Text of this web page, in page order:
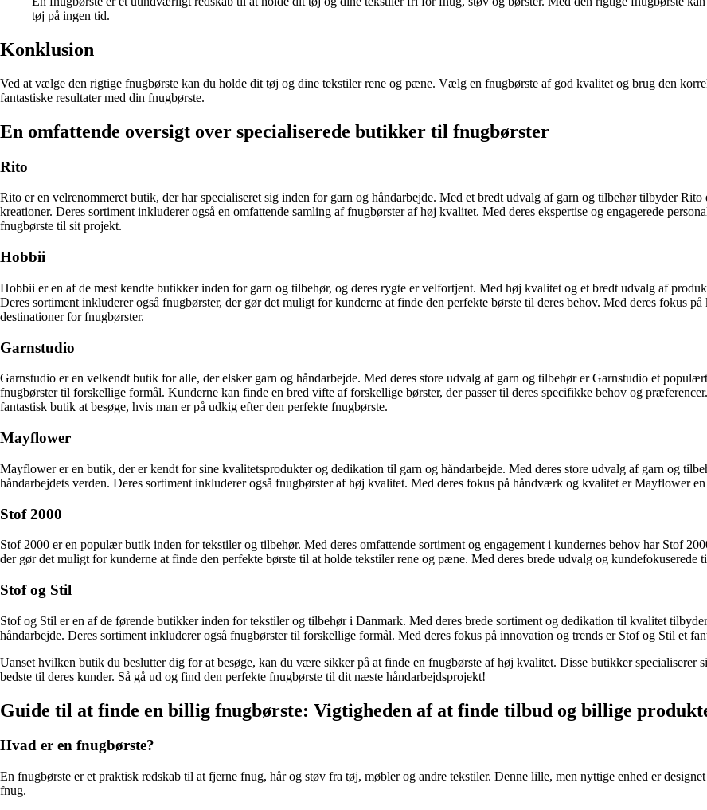
tøj på ingen tid.
Konklusion
Ved at vælge den rigtige fnugbørste kan du holde dit tøj og dine tekstiler rene og pæne. Vælg en fnugbørste af god kvalitet og brug den
fantastiske resultater med din fnugbørste.
En omfattende oversigt over specialiserede butikker til fnugbørster
Rito
Rito er en velrenommeret butik, der har specialiseret sig inden for garn og håndarbejde. Med et bredt udvalg af garn og tilbehør tilbyder
kreationer. Deres sortiment inkluderer også en omfattende samling af fnugbørster af høj kvalitet. Med deres ekspertise og engagerede
fnugbørste til sit projekt.
Hobbii
Hobbii er en af de mest kendte butikker inden for garn og tilbehør, og deres rygte er velfortjent. Med høj kvalitet og et bredt udvalg af
Deres sortiment inkluderer også fnugbørster, der gør det muligt for kunderne at finde den perfekte børste til deres behov. Med deres fokus
destinationer for fnugbørster.
Garnstudio
Garnstudio er en velkendt butik for alle, der elsker garn og håndarbejde. Med deres store udvalg af garn og tilbehør er Garnstudio et
fnugbørster til forskellige formål. Kunderne kan finde en bred vifte af forskellige børster, der passer til deres specifikke behov og
fantastisk butik at besøge, hvis man er på udkig efter den perfekte fnugbørste.
Mayflower
Mayflower er en butik, der er kendt for sine kvalitetsprodukter og dedikation til garn og håndarbejde. Med deres store udvalg af garn og
håndarbejdets verden. Deres sortiment inkluderer også fnugbørster af høj kvalitet. Med deres fokus på håndværk og kvalitet er Mayflower
Stof 2000
Stof 2000 er en populær butik inden for tekstiler og tilbehør. Med deres omfattende sortiment og engagement i kundernes behov har Stof
der gør det muligt for kunderne at finde den perfekte børste til at holde tekstiler rene og pæne. Med deres brede udvalg og
Stof og Stil
Stof og Stil er en af de førende butikker inden for tekstiler og tilbehør i Danmark. Med deres brede sortiment og dedikation til kvalitet
håndarbejde. Deres sortiment inkluderer også fnugbørster til forskellige formål. Med deres fokus på innovation og trends er Stof og Stil et
Uanset hvilken butik du beslutter dig for at besøge, kan du være sikker på at finde en fnugbørste af høj kvalitet. Disse butikker specialiserer
bedste til deres kunder. Så gå ud og find den perfekte fnugbørste til dit næste håndarbejdsprojekt!
Guide til at finde en billig fnugbørste: Vigtigheden af at finde tilbud og billige
Hvad er en fnugbørste?
En fnugbørste er et praktisk redskab til at fjerne fnug, hår og støv fra tøj, møbler og andre tekstiler. Denne lille, men nyttige enhed er
fnug.